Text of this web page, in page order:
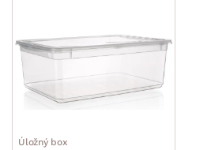
Úložný box